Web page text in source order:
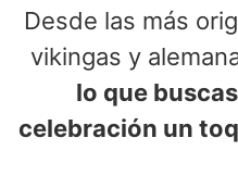
Desde las más
vikingas y
lo que
celebración un